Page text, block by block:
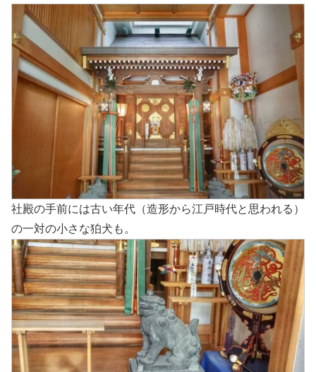
社殿の手前には古い年代（造形から江戸時代と思われる）
の一対の小さな狛犬も。